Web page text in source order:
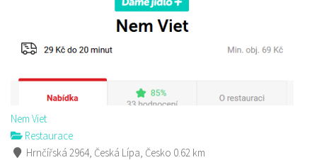
Nem Viet
Restaurace
Hrnčířská 2964, Česká Lípa, Česko 0.62 km